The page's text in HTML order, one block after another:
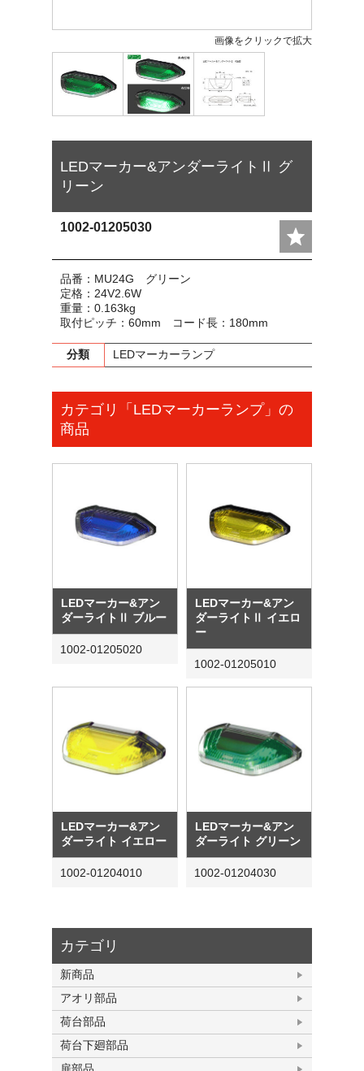
カテゴリ
新商品
アオリ部品
荷台部品
荷台下廻部品
画像をクリックで拡大
LEDマーカー&アンダーライトⅡ グ
リーン
1002-01205030
品番：MU24G グリーン
定格：24V2.6W
重量：0.163kg
取付ピッチ：60mm コード長：180mm
分類 LEDマーカーランプ
カテゴリ「LEDマーカーランプ」の
商品
LEDマーカー&アン
ダーライトⅡ ブルー
1002-01205020
LEDマーカー&アン
ダーライトⅡ イエロ
ー
1002-01205010
LEDマーカー&アン
ダーライト イエロー
1002-01204010
LEDマーカー&アン
ダーライト グリーン
1002-01204030